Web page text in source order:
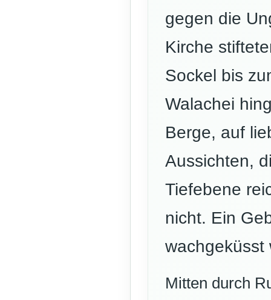
gegen die
Kirche
Sockel bis
Walachei
Berge, auf
Aussichten,
Tiefebene
nicht. Ein
wachgeküsst
Mitten durch